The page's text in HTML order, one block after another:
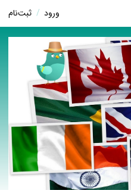
ورود / ثبت‌نام